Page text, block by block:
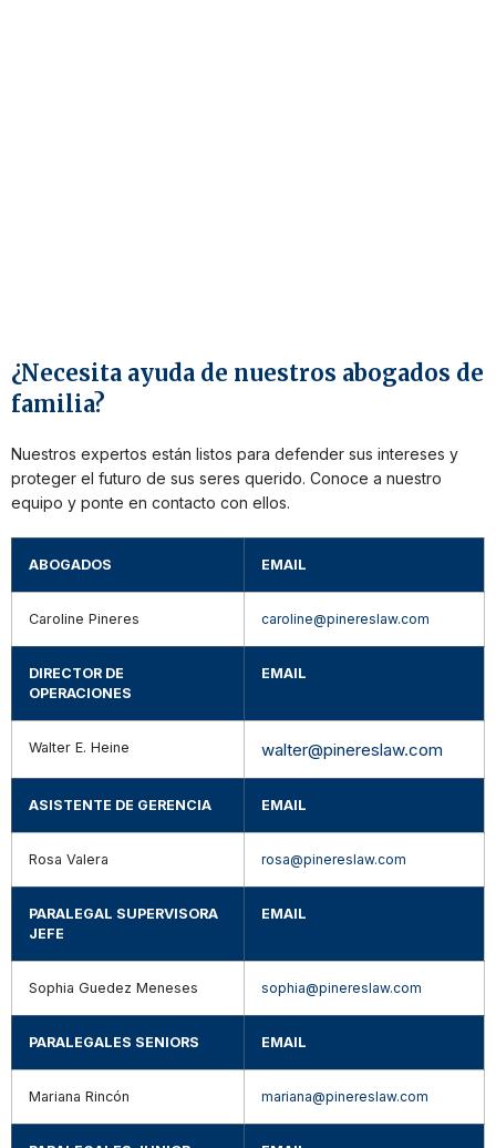
¿Necesita ayuda de nuestros abogados de
familia?
Nuestros expertos están listos para defender sus intereses y
proteger el futuro de sus seres querido. Conoce a nuestro
equipo y ponte en contacto con ellos.
ABOGADOS EMAIL
Caroline Pineres caroline@pinereslaw.com
DIRECTOR DE
OPERACIONES
EMAIL
Walter E. Heine walter@pinereslaw.com
ASISTENTE DE GERENCIA EMAIL
Rosa Valera rosa@pinereslaw.com
PARALEGAL SUPERVISORA
JEFE
EMAIL
Sophia Guedez Meneses sophia@pinereslaw.com
PARALEGALES SENIORS EMAIL
Mariana Rincón mariana@pinereslaw.com